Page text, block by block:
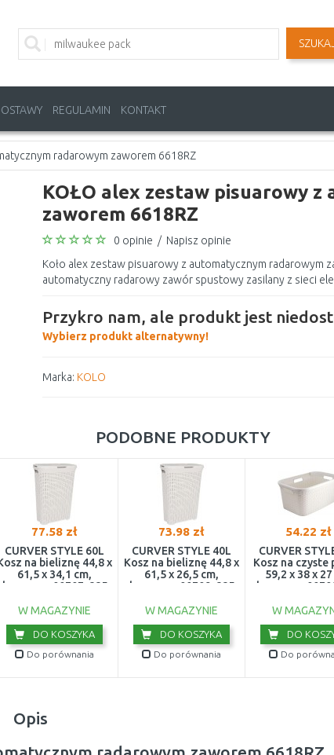
REGULAMIN KONTAKT
radarowym zaworem 6618RZ
KOŁO alex zestaw pisuarowy
zaworem 6618RZ
0 opinie / Napisz opinie
Koło alex zestaw pisuarowy z automatycznym radarowym
automatyczny radarowy zawór spustowy zasilany z sieci
Przykro nam, ale produkt jest
Wybierz produkt alternatywny!
Marka: KOLO
PODOBNE PRODUKTY
77.58 zł
CURVER STYLE 60L
na bieliznę 44,8 x
61,5 x 34,1 cm,
kremowy 00707-885
W MAGAZYNIE
DO KOSZYKA
Do porównania
73.98 zł
CURVER STYLE 40L
Kosz na bieliznę 44,8 x
61,5 x 26,5 cm,
kremowy 00709-885
W MAGAZYNIE
DO KOSZYKA
Do porównania
54.22 zł
CURVER
Kosz na czyste
59,2 x 38 x
kremowy
W
DO
Do
Opis